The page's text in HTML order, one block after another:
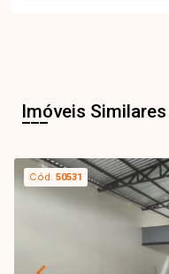
Imóveis Similares
Cód.50531